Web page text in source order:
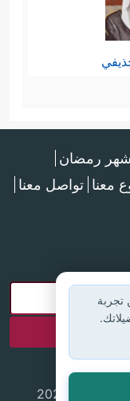
شهر رمضان
معنا تواصل معنا
© 2025
تجربة